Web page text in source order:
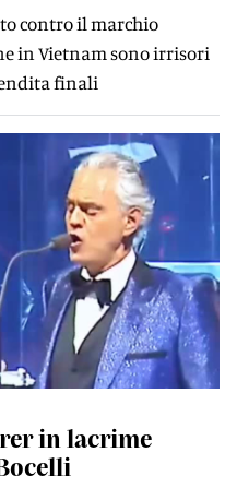
contro il marchio
in Vietnam sono irrisori
finali
in lacrime